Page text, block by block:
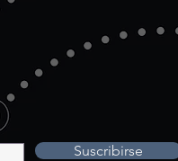
Suscribirse